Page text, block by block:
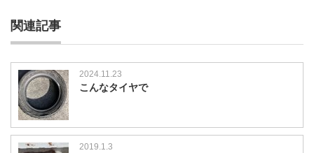
関連記事
2024.11.23
こんなタイヤで
2019.1.3